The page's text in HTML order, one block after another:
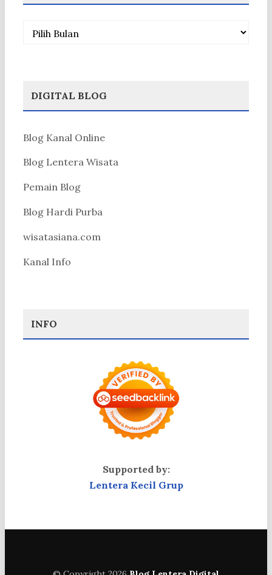
Arsip
DIGITAL BLOG
Blog Kanal Online
Blog Lentera Wisata
Pemain Blog
Blog Hardi Purba
wisatasiana.com
Kanal Info
INFO
Supported by:
Lentera Kecil Grup